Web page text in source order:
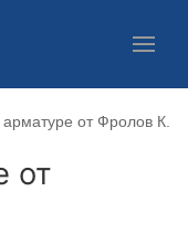
от Фролов К.
от